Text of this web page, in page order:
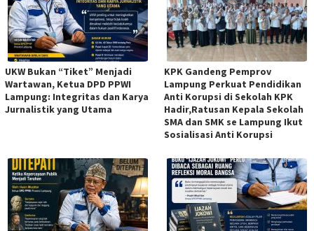
UKW Bukan “Tiket” Menjadi
Wartawan, Ketua DPD PPWI
Lampung: Integritas dan Karya
Jurnalistik yang Utama
KPK Gandeng Pemprov
Lampung Perkuat Pendidikan
Anti Korupsi di Sekolah KPK
Hadir,Ratusan Kepala Sekolah
SMA dan SMK se Lampung Ikut
Sosialisasi Anti Korupsi